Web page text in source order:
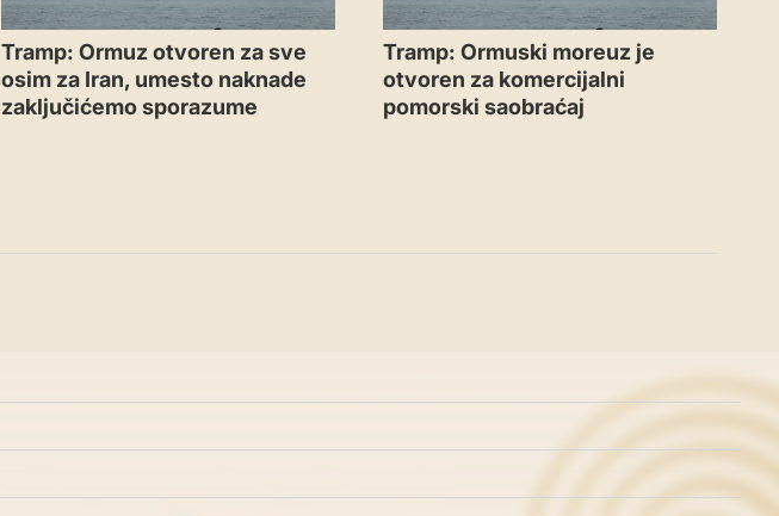
Tramp: Ormuz otvoren za sve
osim za Iran, umesto naknade
zaključićemo sporazume
Tramp: Ormuski moreuz je
otvoren za komercijalni
pomorski saobraćaj